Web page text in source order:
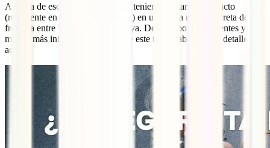
A fecha de escribir esta guía, está teniendo lugar un conflicto
(recurrente en las últimas décadas) en una zona muy concreta de la
frontera entre Tailandia y Camboya. De ese tipo de incidentes y
mucha más información útil sobre este tema hablamos en detalle
aquí: